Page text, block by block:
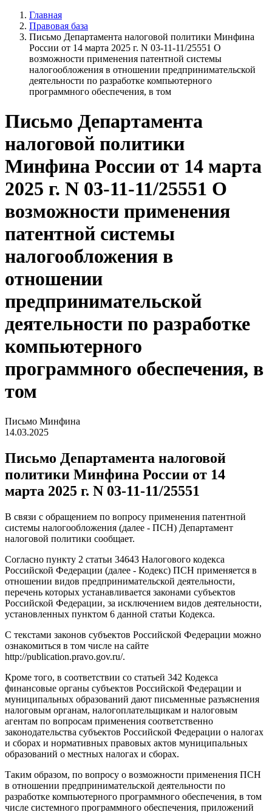
Главная
Правовая база
Письмо Департамента налоговой политики Минфина
России от 14 марта 2025 г. N 03-11-11/25551 О
возможности применения патентной системы
налогообложения в отношении предпринимательской
деятельности по разработке компьютерного
программного обеспечения, в том
Письмо Департамента
налоговой политики
Минфина России от 14 марта
2025 г. N 03-11-11/25551 О
возможности применения
патентной системы
налогообложения в
отношении
предпринимательской
деятельности по разработке
компьютерного
программного обеспечения, в
том
Письмо Минфина
14.03.2025
Письмо Департамента налоговой
политики Минфина России от 14
марта 2025 г. N 03-11-11/25551
В связи с обращением по вопросу применения патентной
системы налогообложения (далее - ПСН) Департамент
налоговой политики сообщает.
Согласно пункту 2 статьи 34643 Налогового кодекса
Российской Федерации (далее - Кодекс) ПСН применяется в
отношении видов предпринимательской деятельности,
перечень которых устанавливается законами субъектов
Российской Федерации, за исключением видов деятельности,
установленных пунктом 6 данной статьи Кодекса.
С текстами законов субъектов Российской Федерации можно
ознакомиться в том числе на сайте
http://publication.pravo.gov.ru/.
Кроме того, в соответствии со статьей 342 Кодекса
финансовые органы субъектов Российской Федерации и
муниципальных образований дают письменные разъяснения
налоговым органам, налогоплательщикам и налоговым
агентам по вопросам применения соответственно
законодательства субъектов Российской Федерации о налогах
и сборах и нормативных правовых актов муниципальных
образований о местных налогах и сборах.
Таким образом, по вопросу о возможности применения ПСН
в отношении предпринимательской деятельности по
разработке компьютерного программного обеспечения, в том
числе системного программного обеспечения, приложений